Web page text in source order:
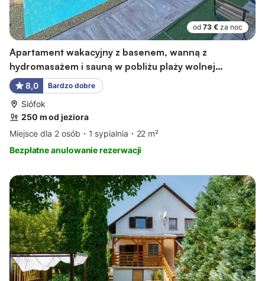
od 73 € za noc
Apartament wakacyjny z basenem, wanną z
hydromasażem i sauną w pobliżu plaży wolnej
(Freistrand)
8,0 Bardzo dobre
Siófok
250 m od jeziora
Miejsce dla 2 osób
1 sypialnia
22 m²
Bezpłatne anulowanie rezerwacji